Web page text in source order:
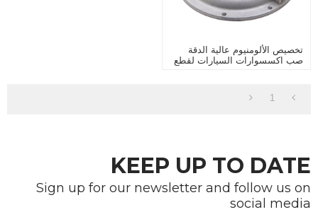
تخصيص الألومنيوم عالية الدقة
صب اكسسوارات السيارات لقطع
1
KEEP UP TO DATE
Sign up for our newsletter and follow us on
social media